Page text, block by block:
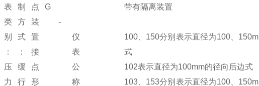
表
类
别
：
压
力
制
方
式
：
缓
行
点
装
置
接
点
形
G
带有隔离装置
-
仪
表
公
称
100、150分别表示直径为100、
式
102表示直径为100mm的径向后边式
103、153分别表示直径为100、